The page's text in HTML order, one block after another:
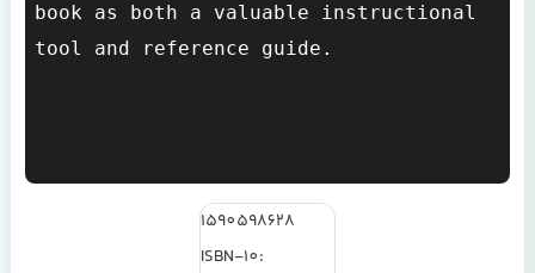
book as both a valuable instructional
tool and reference guide.
1590598628
ISBN-10: